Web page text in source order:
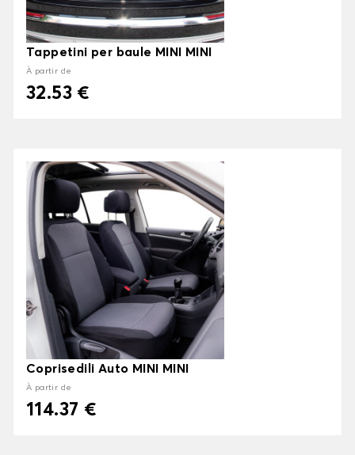
Tappetini per baule MINI MINI
À partir de
32.53 €
Coprisedili Auto MINI MINI
À partir de
114.37 €